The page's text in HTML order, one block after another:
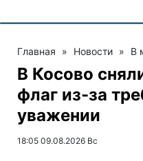
Главная » Новости » В
В Косово
флаг из-за
уважении
18:05 09.08.2026 Вс